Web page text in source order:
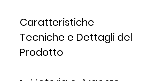
Caratteristiche
Tecniche e Dettagli del
Prodotto